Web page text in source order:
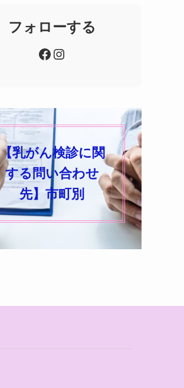
フォローする
Facebook
Instagram
乳がん検診に関
する問い合わせ
先】市町別